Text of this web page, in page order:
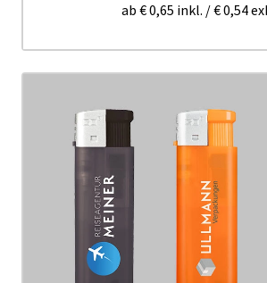
ab € 0,65 inkl. /€ 0,54